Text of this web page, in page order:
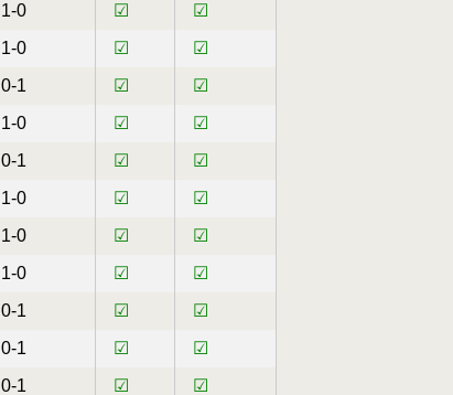
1-0 ☑
☑
1-0 ☑
☑
0-1 ☑
☑
1-0 ☑
☑
0-1 ☑
☑
1-0 ☑
☑
1-0 ☑
☑
1-0 ☑
☑
0-1 ☑
☑
0-1 ☑
☑
0-1 ☑ ☑